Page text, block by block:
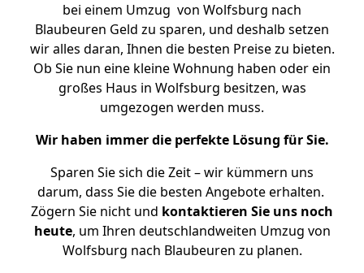
bei einem Umzug von Wolfsburg nach
Blaubeuren Geld zu sparen, und deshalb setzen
wir alles daran, Ihnen die besten Preise zu bieten.
Ob Sie nun eine kleine Wohnung haben oder ein
großes Haus in Wolfsburg besitzen, was
umgezogen werden muss.
Wir haben immer die perfekte Lösung für Sie.
Sparen Sie sich die Zeit – wir kümmern uns
darum, dass Sie die besten Angebote erhalten.
Zögern Sie nicht und kontaktieren Sie uns noch
heute, um Ihren deutschlandweiten Umzug von
Wolfsburg nach Blaubeuren zu planen.